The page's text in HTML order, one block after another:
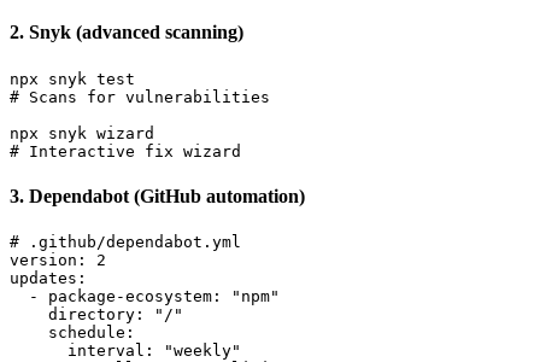
2. Snyk (advanced scanning)
npx snyk test
# Scans for vulnerabilities
npx snyk wizard
3. Dependabot (GitHub automation)
# .github/dependabot.yml
version: 2
updates:
  - package-ecosystem: "npm"
    directory: "/"
    schedule:
      interval: "weekly"